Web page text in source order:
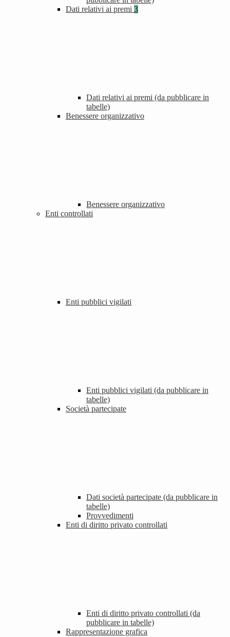
Dati relativi ai premi 3
Dati relativi ai premi (da pubblicare in
tabelle)
Benessere organizzativo
Benessere organizzativo
Enti controllati
Enti pubblici vigilati
Enti pubblici vigilati (da pubblicare in
tabelle)
Società partecipate
Dati società partecipate (da pubblicare in
tabelle)
Provvedimenti
Enti di diritto privato controllati
Enti di diritto privato controllati (da
pubblicare in tabelle)
Rappresentazione grafica